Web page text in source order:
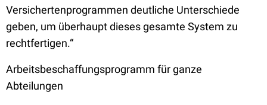
Versichertenprogrammen deutliche Unterschiede
geben, um überhaupt dieses gesamte System zu
rechtfertigen.“
Arbeitsbeschaffungsprogramm für ganze
Abteilungen